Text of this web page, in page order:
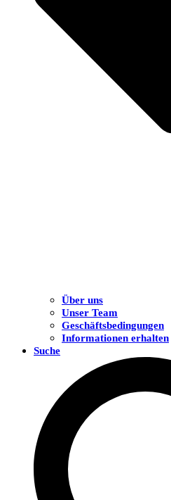
Über uns
Unser Team
Geschäftsbedingungen
Informationen erhalten
Suche